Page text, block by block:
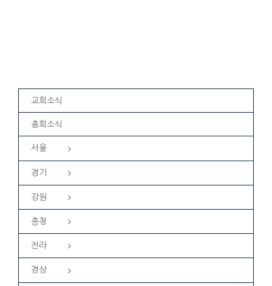
교회소식
총회소식
서울
경기
강원
충청
전라
경상